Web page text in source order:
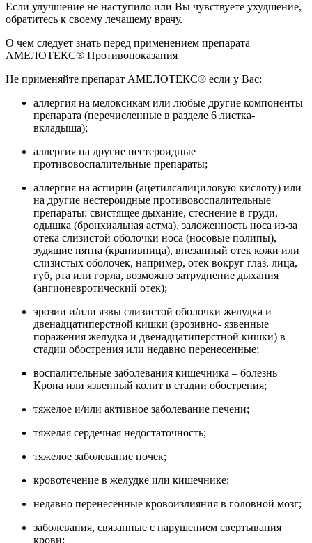
Если улучшение не наступило или Вы чувствуете ухудшение,
обратитесь к своему лечащему врачу.
О чем следует знать перед применением препарата
АМЕЛОТЕКС® Противопоказания
Не применяйте препарат АМЕЛОТЕКС® если у Вас:
аллергия на мелоксикам или любые другие компоненты
препарата (перечисленные в разделе 6 листка-
вкладыша);
аллергия на другие нестероидные
противовоспалительные препараты;
аллергия на аспирин (ацетилсалициловую кислоту) или
на другие нестероидные противовоспалительные
препараты: свистящее дыхание, стеснение в груди,
одышка (бронхиальная астма), заложенность носа из-за
отека слизистой оболочки носа (носовые полипы),
зудящие пятна (крапивница), внезапный отек кожи или
слизистых оболочек, например, отек вокруг глаз, лица,
губ, рта или горла, возможно затруднение дыхания
(ангионевротический отек);
эрозии и/или язвы слизистой оболочки желудка и
двенадцатиперстной кишки (эрозивно- язвенные
поражения желудка и двенадцатиперстной кишки) в
стадии обострения или недавно перенесенные;
воспалительные заболевания кишечника ‒ болезнь
Крона или язвенный колит в стадии обострения;
тяжелое и/или активное заболевание печени;
тяжелая сердечная недостаточность;
тяжелое заболевание почек;
кровотечение в желудке или кишечнике;
недавно перенесенные кровоизлияния в головной мозг;
заболевания, связанные с нарушением свертывания
крови;